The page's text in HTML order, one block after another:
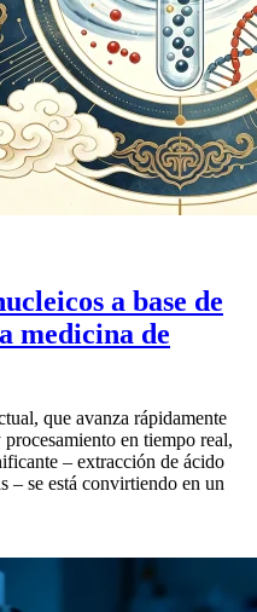
a base de
medicina de
que avanza rápidamente
en tiempo real,
– extracción de ácido
– se está convirtiendo en un